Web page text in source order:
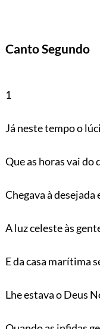
Canto Segundo
1
Já neste tempo o
Que as horas vai
Chegava à desejada
A luz celeste às
E da casa marítima
Lhe estava o Deus